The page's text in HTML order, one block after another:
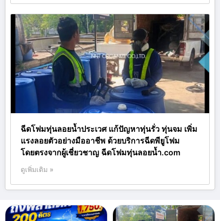
ฉีดโฟมทุ่นลอยน้ำประเวศ แก้ปัญหาทุ่นรั่ว ทุ่นจม เพิ่ม
แรงลอยตัวอย่างมืออาชีพ ด้วยบริการฉีดพียูโฟม
โดยตรงจากผู้เชี่ยวชาญ ฉีดโฟมทุ่นลอยน้ำ.com
ดูเพิ่มเติม »